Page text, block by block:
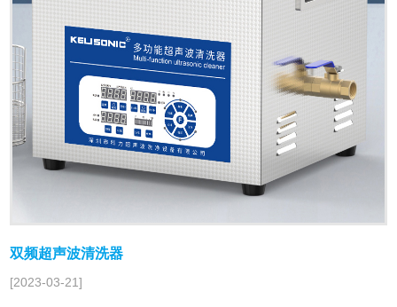
双频超声波清洗器
[2023-03-21]